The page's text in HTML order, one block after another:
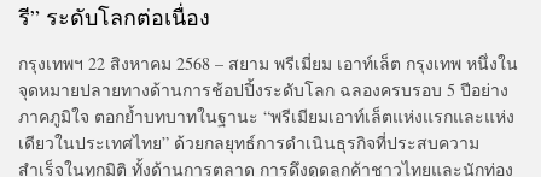
รี” ระดับโลกต่อเนื่อง
กรุงเทพฯ 22 สิงหาคม 2568 – สยาม พรีเมี่ยม เอาท์เล็ต กรุงเทพ หนึ่งใน
จุดหมายปลายทางด้านการช้อปปิ้งระดับโลก ฉลองครบรอบ 5 ปีอย่าง
ภาคภูมิใจ ตอกย้ำบทบาทในฐานะ “พรีเมียมเอาท์เล็ตแห่งแรกและแห่ง
เดียวในประเทศไทย” ด้วยกลยุทธ์การดำเนินธุรกิจที่ประสบความ
สำเร็จในทุกมิติ ทั้งด้านการตลาด การดึงดูดลูกค้าชาวไทยและนักท่อง